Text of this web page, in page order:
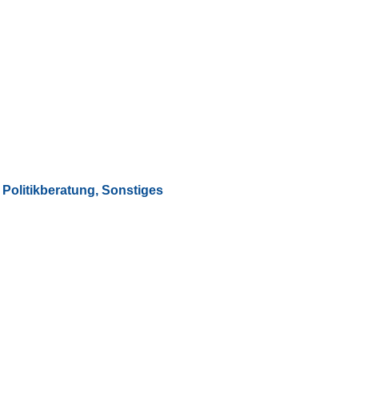
Politikberatung, Sonstiges